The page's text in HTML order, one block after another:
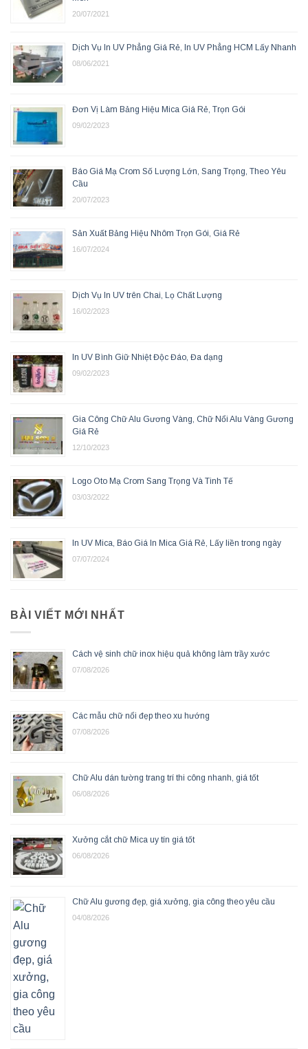
20/07/2021
Dịch Vụ In UV Phẳng Giá Rẻ, In UV Phẳng HCM Lấy Nhanh
08/06/2021
Đơn Vị Làm Bảng Hiệu Mica Giá Rẻ, Trọn Gói
09/02/2023
Báo Giá Mạ Crom Số Lượng Lớn, Sang Trọng, Theo Yêu
Cầu
20/07/2023
Sản Xuất Bảng Hiệu Nhôm Trọn Gói, Giá Rẻ
16/07/2024
Dịch Vụ In UV trên Chai, Lọ Chất Lượng
16/02/2023
In UV Bình Giữ Nhiệt Độc Đáo, Đa dạng
09/02/2023
Gia Công Chữ Alu Gương Vàng, Chữ Nổi Alu Vàng Gương
Giá Rẻ
12/10/2023
Logo Oto Mạ Crom Sang Trọng Và Tinh Tế
03/03/2022
In UV Mica, Báo Giá In Mica Giá Rẻ, Lấy liền trong ngày
07/07/2024
BÀI VIẾT MỚI NHẤT
Cách vệ sinh chữ inox hiệu quả không làm trầy xước
07/08/2026
Các mẫu chữ nổi đẹp theo xu hướng
07/08/2026
Chữ Alu dán tường trang trí thi công nhanh, giá tốt
06/08/2026
Xưởng cắt chữ Mica uy tín giá tốt
06/08/2026
Chữ Alu gương đẹp, giá xưởng, gia công theo yêu cầu
04/08/2026